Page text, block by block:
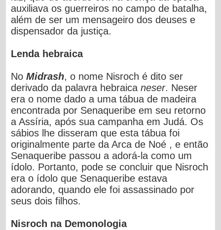
auxiliava os guerreiros no campo de batalha,
além de ser um mensageiro dos deuses e
dispensador da justiça.
Lenda hebraica
NoMidrash, o nome Nisroch é dito ser
derivado da palavra hebraicaneser. Neser
era o nome dado a uma tábua de madeira
encontrada por Senaqueribe em seu retorno
a Assíria, após sua campanha em Judá. Os
sábios lhe disseram que esta tábua foi
originalmente parte da Arca de Noé , e então
Senaqueribe passou a adorá-la como um
ídolo. Portanto, pode se concluir que Nisroch
era o ídolo que Senaqueribe estava
adorando, quando ele foi assassinado por
seus dois filhos.
Nisroch na Demonologia